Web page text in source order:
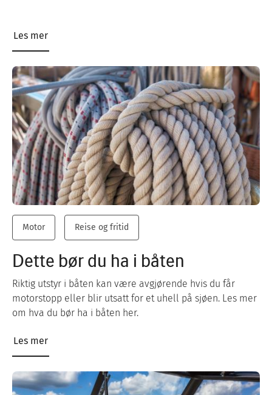
Les mer
Motor Reise og fritid
Dette bør du ha i båten
Riktig utstyr i båten kan være avgjørende hvis du får
motorstopp eller blir utsatt for et uhell på sjøen. Les mer
om hva du bør ha i båten her.
Les mer